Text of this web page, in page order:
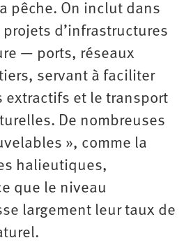
pêche. On inclut dans
d’infrastructures
— ports, réseaux
servant à faciliter
extractifs et le transport
De nombreuses
», comme la
halieutiques,
que le niveau
largement leur taux de